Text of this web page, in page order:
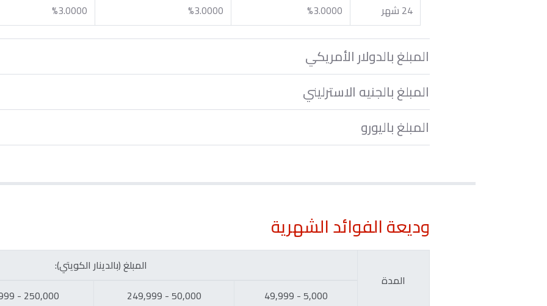
24 شهر
%3.0000
%3.0000
%3.0000
المبلغ بالدولار الأمريكي
المبلغ بالجنيه الاسترليني
المبلغ باليورو
وديعة الفوائد الشهرية
المدة
المبلغ (بالدينار الكويتي):
5,000 - 49,999
50,000 - 249,999
250,000 - 999,999